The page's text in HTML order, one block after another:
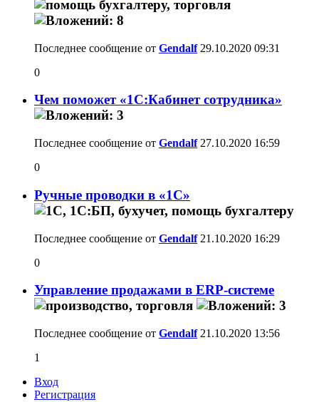
Последнее сообщение от Gendalf29.10.2020 09:31
0
Чем поможет «1С:Кабинет сотрудника»
Последнее сообщение от Gendalf27.10.2020 16:59
0
Ручные проводки в «1С»
Последнее сообщение от Gendalf21.10.2020 16:29
0
Управление продажами в ERP-системе
Последнее сообщение от Gendalf21.10.2020 13:56
1
Вход
Регистрация